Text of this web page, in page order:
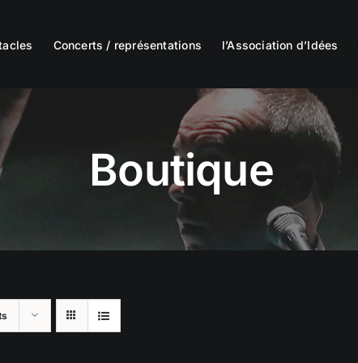
Concerts / représentations l’Association d’Idées
Boutique